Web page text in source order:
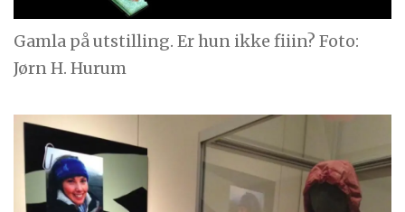
Gamla på utstilling. Er hun ikke fiiin? Foto:
Jørn H. Hurum